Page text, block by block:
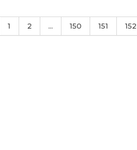
1 2 ... 150 151 152